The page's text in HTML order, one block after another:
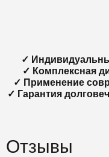
✓
✓ Комплексная
✓ Применение
✓ Гарантия
Отзывы